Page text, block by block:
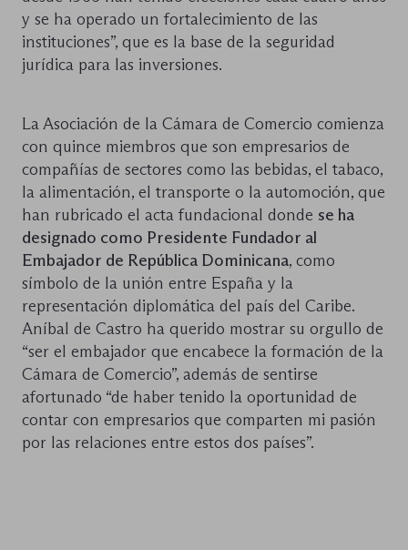
y se ha operado un fortalecimiento de las
instituciones”, que es la base de la seguridad
jurídica para las inversiones.
La Asociación de la Cámara de Comercio comienza
con quince miembros que son empresarios de
compañías de sectores como las bebidas, el tabaco,
la alimentación, el transporte o la automoción, que
han rubricado el acta fundacional donde se ha
designado como Presidente Fundador al
Embajador de República Dominicana, como
símbolo de la unión entre España y la
representación diplomática del país del Caribe.
Aníbal de Castro ha querido mostrar su orgullo de
“ser el embajador que encabece la formación de la
Cámara de Comercio”, además de sentirse
afortunado “de haber tenido la oportunidad de
contar con empresarios que comparten mi pasión
por las relaciones entre estos dos países”.